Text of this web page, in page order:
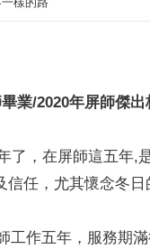
畢業/2020年屏師傑
，在屏師這五年,
信任，尤其懷念冬
作五年，服務期